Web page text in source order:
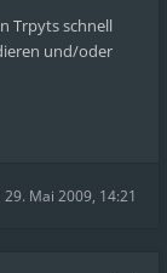
Trpyts schnell
und/oder
29. Mai 2009, 14:21